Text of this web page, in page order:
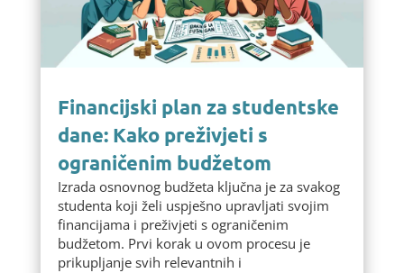
Financijski plan za studentske
dane: Kako preživjeti s
ograničenim budžetom
Izrada osnovnog budžeta ključna je za svakog
studenta koji želi uspješno upravljati svojim
financijama i preživjeti s ograničenim
budžetom. Prvi korak u ovom procesu je
prikupljanje svih relevantnih i